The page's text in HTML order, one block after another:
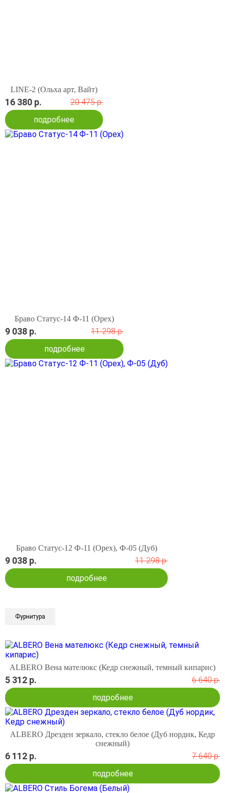
LINE-2 (Ольха арт, Вайт)
16 380 р.
20 475 р.
подробнее
Браво Статус-14 Ф-11 (Орех)
9 038 р.
11 298 р.
подробнее
Браво Статус-12 Ф-11 (Орех), Ф-05 (Дуб)
9 038 р.
11 298 р.
подробнее
Фурнитура
ALBERO Вена мателюкс (Кедр снежный, темный кипарис)
5 312 р.
6 640 р.
подробнее
ALBERO Дрезден зеркало, стекло белое (Дуб нордик, Кедр
снежный)
6 112 р.
7 640 р.
подробнее